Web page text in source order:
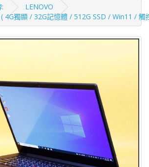
LENOVO
4G獨顯 / 32G記憶體 / 512G SSD / Win11 / 觸